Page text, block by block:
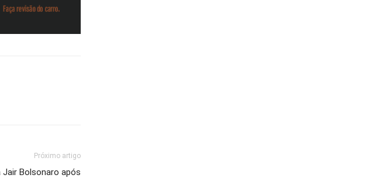
Próximo artigo
Jair Bolsonaro após